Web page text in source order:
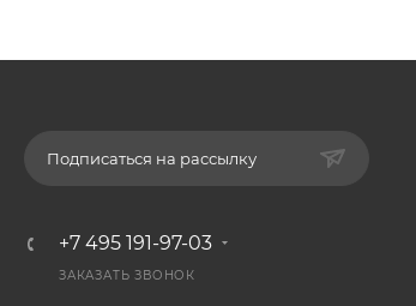
Подписаться на рассылку
+7 495 191-97-03
ЗАКАЗАТЬ ЗВОНОК